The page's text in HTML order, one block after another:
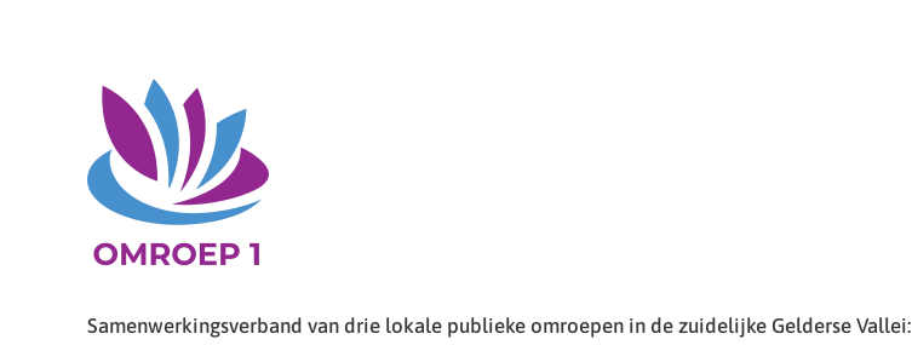
Samenwerkingsverband van drie lokale publieke omroepen in de zuidelijke Gelderse Vallei: